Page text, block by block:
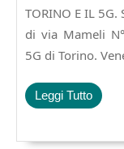
24
gennaio
2020
Gelateria
popolare.
TORINO E IL
di via Mameli
5G di Torino.
Leggi TuttoLeggi
Tutto